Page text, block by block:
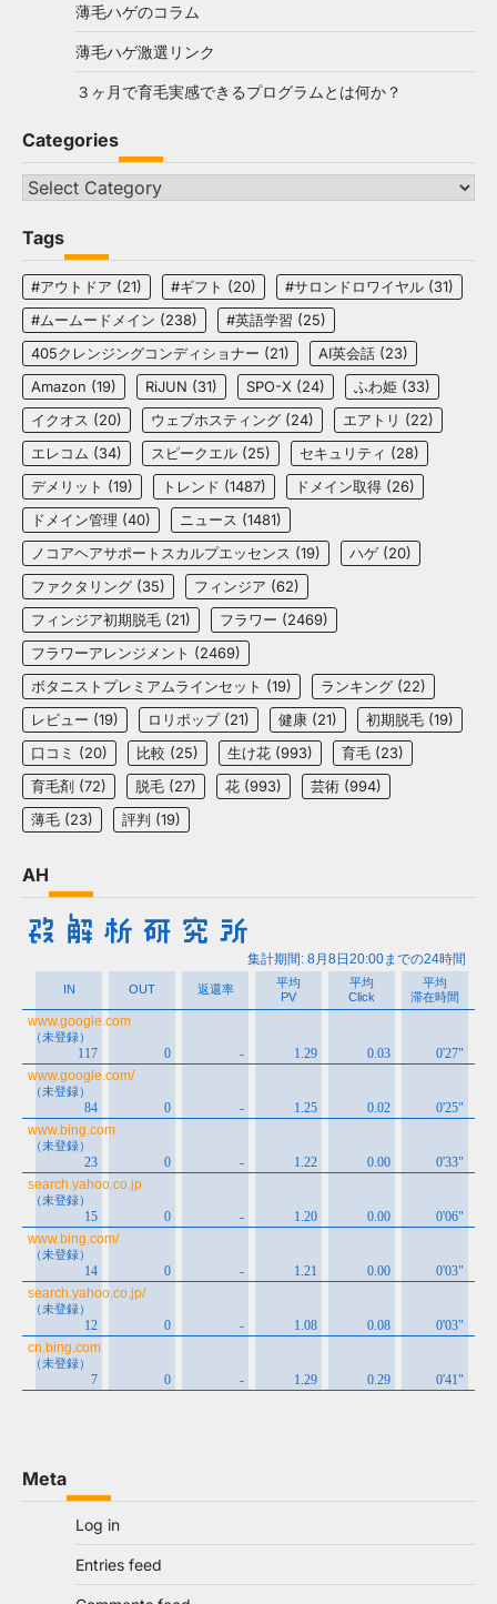
薄毛ハゲのコラム
薄毛ハゲ激選リンク
３ヶ月で育毛実感できるプログラムとは何か？
Categories
Categories
Tags
#アウトドア (21) #ギフト (20) #サロンドロワイヤル (31)
#ムームードメイン (238) #英語学習 (25)
405クレンジングコンディショナー (21) AI英会話 (23)
Amazon (19) RiJUN (31) SPO-X (24) ふわ姫 (33)
イクオス (20) ウェブホスティング (24) エアトリ (22)
エレコム (34) スピークエル (25) セキュリティ (28)
デメリット (19) トレンド (1487) ドメイン取得 (26)
ドメイン管理 (40) ニュース (1481)
ノコアヘアサポートスカルプエッセンス (19) ハゲ (20)
ファクタリング (35) フィンジア (62)
フィンジア初期脱毛 (21) フラワー (2469)
フラワーアレンジメント (2469)
ボタニストプレミアムラインセット (19) ランキング (22)
レビュー (19) ロリポップ(21) 健康 (21) 初期脱毛 (19)
口コミ (20) 比較 (25) 生け花 (993) 育毛 (23)
育毛剤 (72) 脱毛 (27) 花 (993) 芸術 (994)
薄毛 (23) 評判 (19)
AH
Meta
Log in
Entries feed